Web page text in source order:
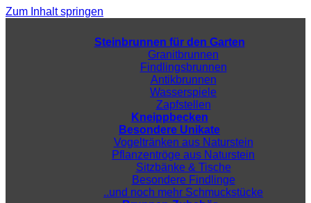
Zum Inhalt springen
Steinbrunnen für den Garten
Granitbrunnen
Findlingsbrunnen
Antikbrunnen
Wasserspiele
Zapfstellen
Kneippbecken
Besondere Unikate
Vogeltränken aus Naturstein
Pflanzentröge aus Naturstein
Sitzbänke & Tische
Besondere Findlinge
..und noch mehr Schmuckstücke